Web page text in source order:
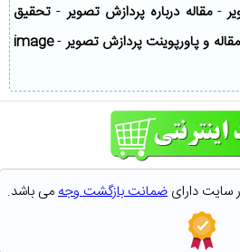
- مقاله درباره پردازش تصویر- تحقیق
مقاله و پاورپوینت پردازش تصویر-
image
دارای ضمانت بازگشت وجهمی باشد.